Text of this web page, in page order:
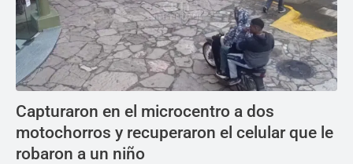
Capturaron en el microcentro a dos
motochorros y recuperaron el celular que le
robaron a un niño